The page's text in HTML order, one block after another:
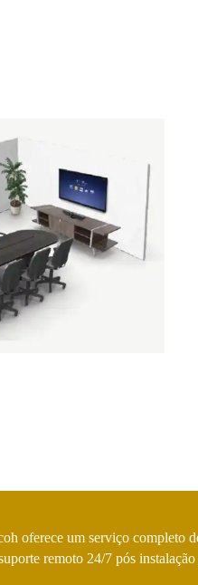
oferece um serviço completo
remoto 24/7 pós